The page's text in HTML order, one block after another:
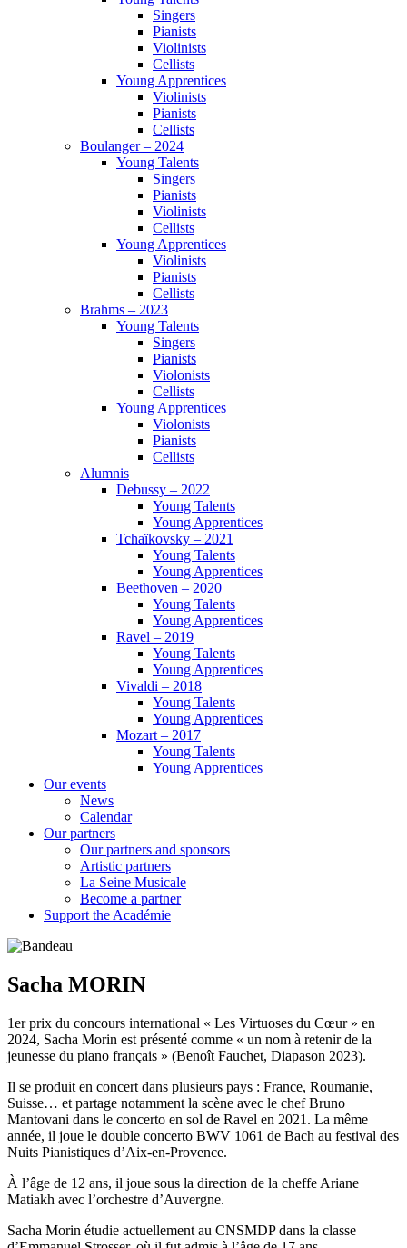
Singers
Pianists
Violinists
Cellists
Young Apprentices
Violinists
Pianists
Cellists
Boulanger – 2024
Young Talents
Singers
Pianists
Violinists
Cellists
Young Apprentices
Violinists
Pianists
Cellists
Brahms – 2023
Young Talents
Singers
Pianists
Violonists
Cellists
Young Apprentices
Violonists
Pianists
Cellists
Alumnis
Debussy – 2022
Young Talents
Young Apprentices
Tchaïkovsky – 2021
Young Talents
Young Apprentices
Beethoven – 2020
Young Talents
Young Apprentices
Ravel – 2019
Young Talents
Young Apprentices
Vivaldi – 2018
Young Talents
Young Apprentices
Mozart – 2017
Young Talents
Young Apprentices
Our events
News
Calendar
Our partners
Our partners and sponsors
Artistic partners
La Seine Musicale
Become a partner
Support the Académie
Sacha MORIN
1er prix du concours international « Les Virtuoses du Cœur » en
2024, Sacha Morin est présenté comme « un nom à retenir de la
jeunesse du piano français » (Benoît Fauchet, Diapason 2023).
Il se produit en concert dans plusieurs pays : France, Roumanie,
Suisse… et partage notamment la scène avec le chef Bruno
Mantovani dans le concerto en sol de Ravel en 2021. La même
année, il joue le double concerto BWV 1061 de Bach au festival des
Nuits Pianistiques d’Aix-en-Provence.
À l’âge de 12 ans, il joue sous la direction de la cheffe Ariane
Matiakh avec l’orchestre d’Auvergne.
Sacha Morin étudie actuellement au CNSMDP dans la classe